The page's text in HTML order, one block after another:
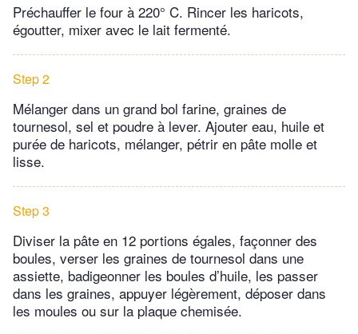
Préchauffer le four à 220° C. Rincer les haricots,
égoutter, mixer avec le lait fermenté.
Step 2
Mélanger dans un grand bol farine, graines de
tournesol, sel et poudre à lever. Ajouter eau, huile et
purée de haricots, mélanger, pétrir en pâte molle et
lisse.
Step 3
Diviser la pâte en 12 portions égales, façonner des
boules, verser les graines de tournesol dans une
assiette, badigeonner les boules d’huile, les passer
dans les graines, appuyer légèrement, déposer dans
les moules ou sur la plaque chemisée.